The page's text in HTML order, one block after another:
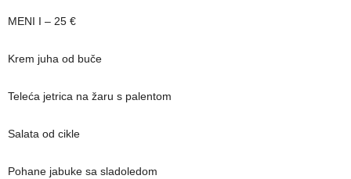
MENI I – 25 €
Krem juha od buče
Teleća jetrica na žaru s palentom
Salata od cikle
Pohane jabuke sa sladoledom